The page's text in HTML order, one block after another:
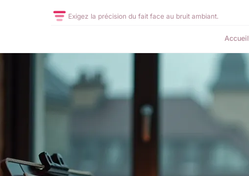
Exigez la précision du fait face au bruit ambiant.
Accueil